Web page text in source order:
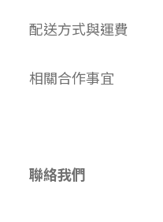
配送方式與運費
相關合作事宜
聯絡我們